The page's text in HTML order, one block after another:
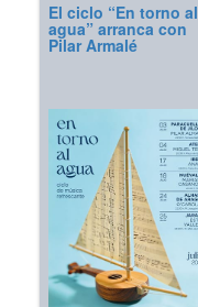
El ciclo “En torno al
agua” arranca con
Pilar Armalé